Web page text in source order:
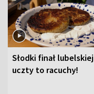
Słodki finał lubelskiej
uczty to racuchy!